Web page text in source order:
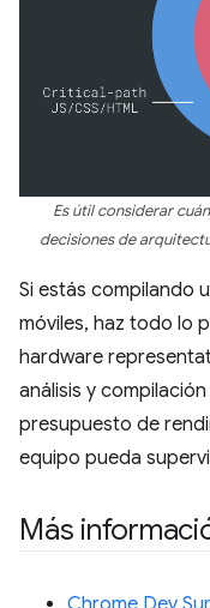
Es útil considerar
decisiones de
Si estás compilando
móviles, haz todo lo
hardware
análisis y
presupuesto de
equipo pueda
Más